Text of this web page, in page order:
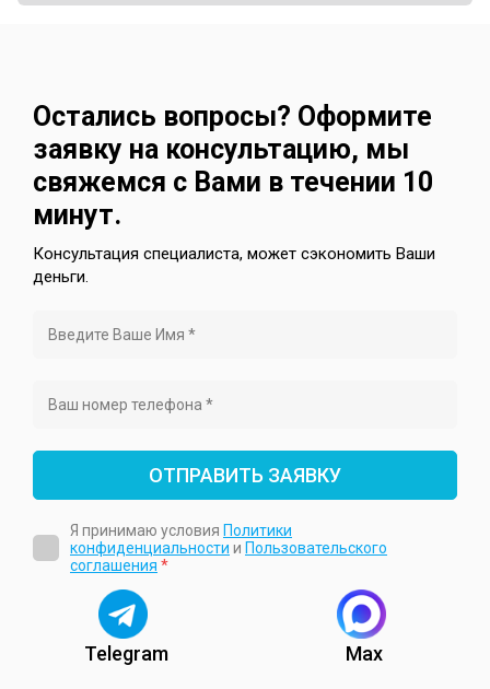
Остались вопросы? Оформите
заявку на консультацию, мы
свяжемся с Вами в течении 10
минут.
Консультация специалиста, может сэкономить Ваши
деньги.
Я принимаю условия Политики
конфиденциальности и Пользовательского
соглашения *
Telegram Max
ОТПРАВИТЬ ЗАЯВКУ